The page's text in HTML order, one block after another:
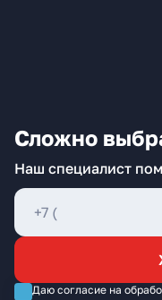
Сложно
Наш специалист
Даю согласие на